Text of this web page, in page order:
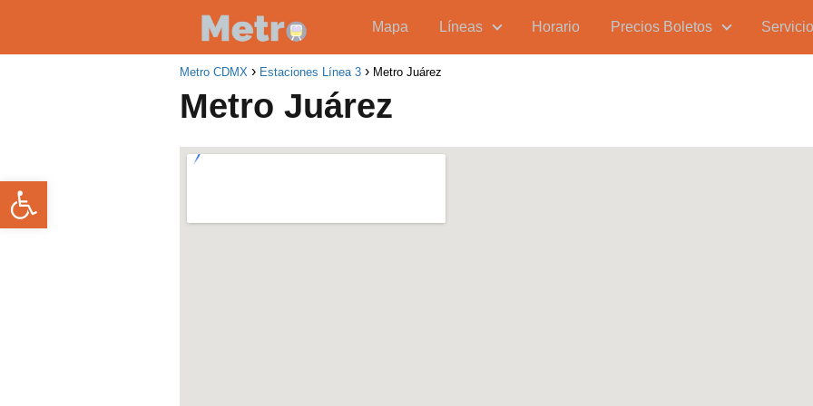
Mapa Líneas Horario Precios Boletos
Metro CDMX Estaciones Línea 3 Metro Juárez
Metro Juárez
Abrir barra de herramientas